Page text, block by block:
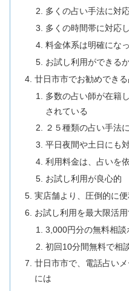
多くの占い手法に対
多くの時間帯に対応
料金体系は明確にな
お試し利用ができる
廿日市市でお勧めでき
多数の占い師が在籍
されている
２５種類の占い手法
平日夜間や土日にも
利用料金は、占いを
お試し利用が良心的
実店舗より、圧倒的に
お試し利用を最大限活用
3,000円分の無料相談
初回10分間無料で相
廿日市市で、電話占い
には